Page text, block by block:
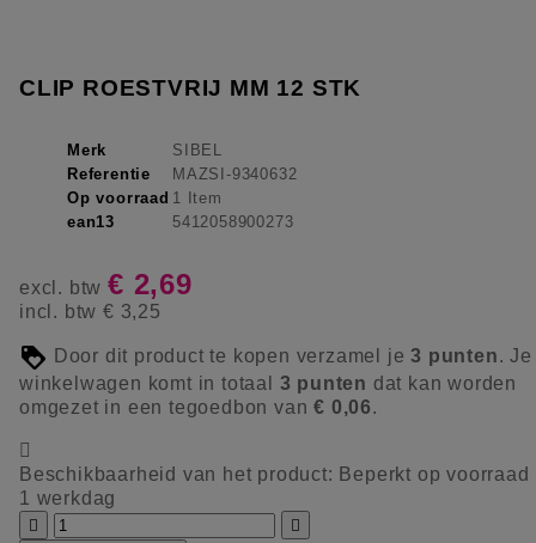
CLIP ROESTVRIJ MM 12 STK
Merk
SIBEL
Referentie
MAZSI-9340632
Op voorraad 1 Item
ean13
5412058900273
excl. btw € 2,69
incl. btw € 3,25
Door dit product te kopen verzamel je3 punten. Je
winkelwagen komt in totaal 3 punten dat kan worden
omgezet in een tegoedbon van€ 0,06.

Beschikbaarheid van het product: Beperkt op voorraad
1 werkdag

